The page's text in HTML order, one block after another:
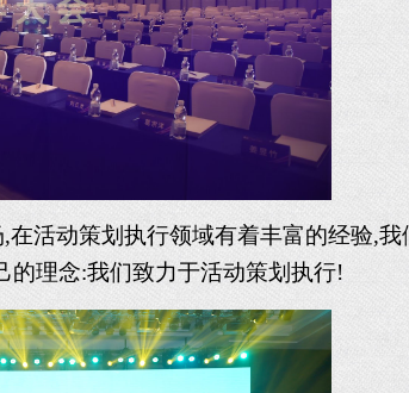
活动策划执行领域有着丰富的经验,我
的理念:我们致力于活动策划执行!